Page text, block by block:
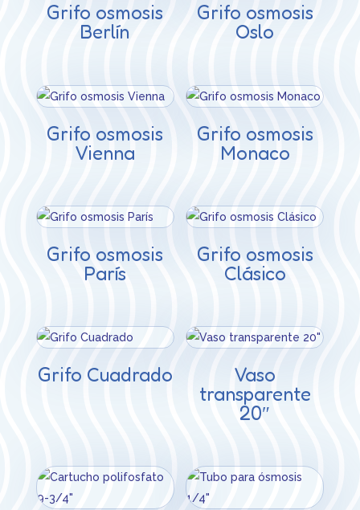
Grifo osmosis
Berlín
Grifo osmosis
Oslo
Grifo osmosis
Vienna
Grifo osmosis
Monaco
Grifo osmosis
París
Grifo osmosis
Clásico
Grifo Cuadrado
Vaso
transparente
20″